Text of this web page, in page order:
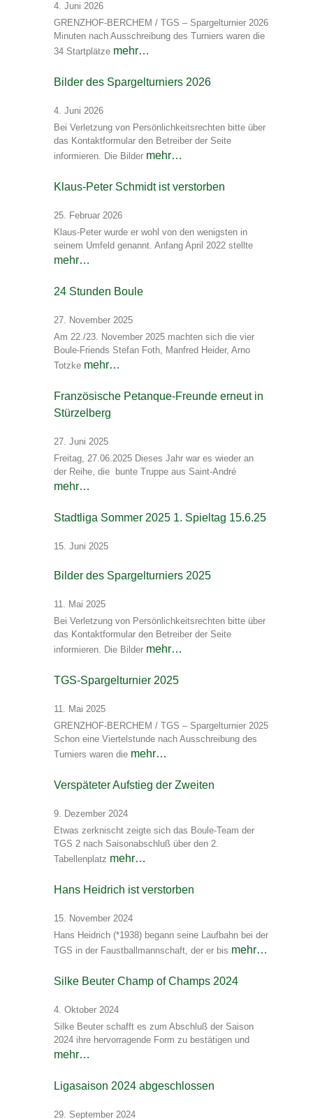
4. Juni 2026
GRENZHOF-BERCHEM / TGS – Spargelturnier 2026
Minuten nach Ausschreibung des Turniers waren die
34 Startplätze mehr…
Bilder des Spargelturniers 2026
4. Juni 2026
Bei Verletzung von Persönlichkeitsrechten bitte über
das Kontaktformular den Betreiber der Seite
informieren. Die Bilder mehr…
Klaus-Peter Schmidt ist verstorben
25. Februar 2026
Klaus-Peter wurde er wohl von den wenigsten in
seinem Umfeld genannt. Anfang April 2022 stellte
mehr…
24 Stunden Boule
27. November 2025
Am 22./23. November 2025 machten sich die vier
Boule-Friends Stefan Foth, Manfred Heider, Arno
Totzke mehr…
Französische Petanque-Freunde erneut in
Stürzelberg
27. Juni 2025
Freitag, 27.06.2025 Dieses Jahr war es wieder an
der Reihe, die bunte Truppe aus Saint-André
mehr…
Stadtliga Sommer 2025 1. Spieltag 15.6.25
15. Juni 2025
Bilder des Spargelturniers 2025
11. Mai 2025
Bei Verletzung von Persönlichkeitsrechten bitte über
das Kontaktformular den Betreiber der Seite
informieren. Die Bilder mehr…
TGS-Spargelturnier 2025
11. Mai 2025
GRENZHOF-BERCHEM / TGS – Spargelturnier 2025
Schon eine Viertelstunde nach Ausschreibung des
Turniers waren die mehr…
Verspäteter Aufstieg der Zweiten
9. Dezember 2024
Etwas zerknischt zeigte sich das Boule-Team der
TGS 2 nach Saisonabschluß über den 2.
Tabellenplatz mehr…
Hans Heidrich ist verstorben
15. November 2024
Hans Heidrich (*1938) begann seine Laufbahn bei der
TGS in der Faustballmannschaft, der er bis mehr…
Silke Beuter Champ of Champs 2024
4. Oktober 2024
Silke Beuter schafft es zum Abschluß der Saison
2024 ihre hervorragende Form zu bestätigen und
mehr…
Ligasaison 2024 abgeschlossen
29. September 2024